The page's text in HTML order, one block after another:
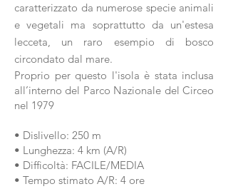
caratterizzato da numerose specie animali
e vegetali ma soprattutto da un'estesa
lecceta, un raro esempio di bosco
circondato dal mare.
Proprio per questo l'isola è stata inclusa
all’interno del Parco Nazionale del Circeo
nel 1979
• Dislivello: 250 m
• Lunghezza: 4 km (A/R)
• Difficoltà: FACILE/MEDIA
• Tempo stimato A/R: 4 ore